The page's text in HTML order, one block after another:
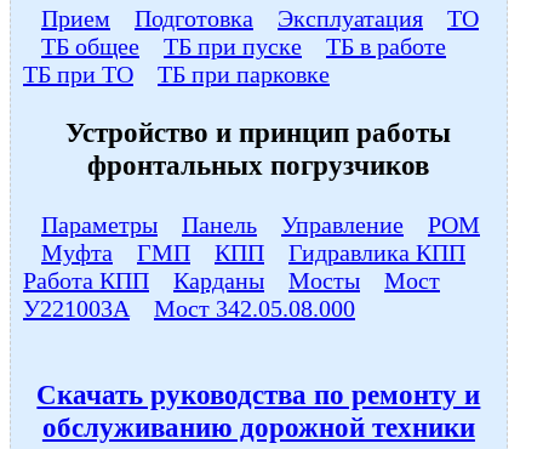
Прием Подготовка Эксплуатация
ТО
ТБ общее
ТБ при пуске
ТБ в работе
ТБ при ТО
ТБ при парковке
Устройство и принцип работы
фронтальных погрузчиков
Параметры Панель Управление
РОМ
Муфта
ГМП КПП
Гидравлика КПП
Работа КПП
Карданы Мосты
Мост
У221003А
Мост 342.05.08.000
Скачать руководства по ремонту и
обслуживанию дорожной техники